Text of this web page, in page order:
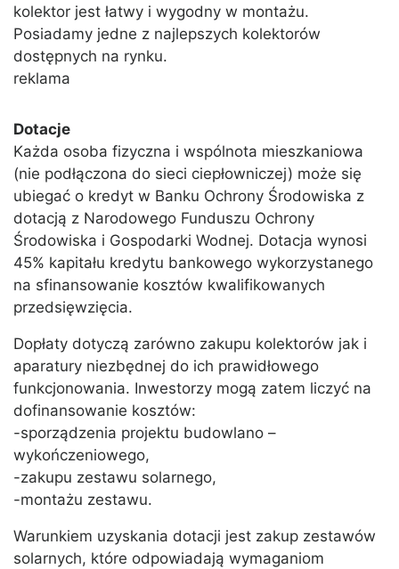
kolektor jest łatwy i wygodny w montażu.
Posiadamy jedne z najlepszych kolektorów
dostępnych na rynku.
reklama
Dotacje
Każda osoba fizyczna i wspólnota mieszkaniowa
(nie podłączona do sieci ciepłowniczej) może się
ubiegać o kredyt w Banku Ochrony Środowiska z
dotacją z Narodowego Funduszu Ochrony
Środowiska i Gospodarki Wodnej. Dotacja wynosi
45% kapitału kredytu bankowego wykorzystanego
na sfinansowanie kosztów kwalifikowanych
przedsięwzięcia.
Dopłaty dotyczą zarówno zakupu kolektorów jak i
aparatury niezbędnej do ich prawidłowego
funkcjonowania. Inwestorzy mogą zatem liczyć na
dofinansowanie kosztów:
-sporządzenia projektu budowlano –
wykończeniowego,
-zakupu zestawu solarnego,
-montażu zestawu.
Warunkiem uzyskania dotacji jest zakup zestawów
solarnych, które odpowiadają wymaganiom